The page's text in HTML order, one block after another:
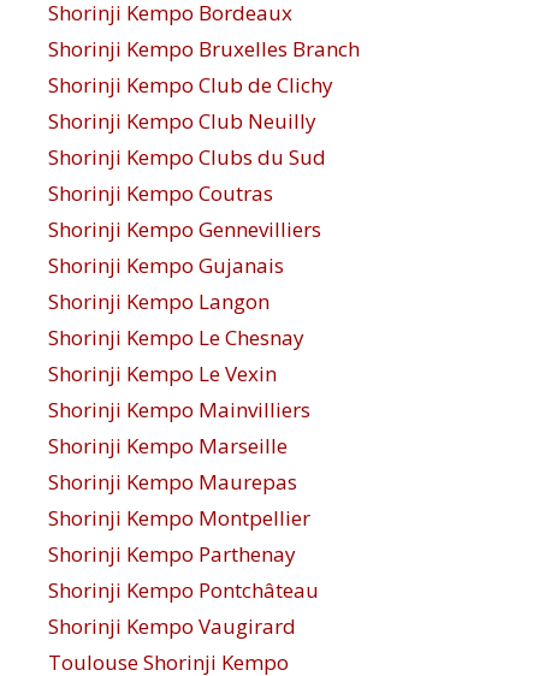
Shorinji Kempo Bordeaux
Shorinji Kempo Bruxelles Branch
Shorinji Kempo Club de Clichy
Shorinji Kempo Club Neuilly
Shorinji Kempo Clubs du Sud
Shorinji Kempo Coutras
Shorinji Kempo Gennevilliers
Shorinji Kempo Gujanais
Shorinji Kempo Langon
Shorinji Kempo Le Chesnay
Shorinji Kempo Le Vexin
Shorinji Kempo Mainvilliers
Shorinji Kempo Marseille
Shorinji Kempo Maurepas
Shorinji Kempo Montpellier
Shorinji Kempo Parthenay
Shorinji Kempo Pontchâteau
Shorinji Kempo Vaugirard
Toulouse Shorinji Kempo